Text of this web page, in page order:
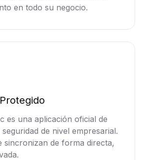
en todo su negocio.
es una aplicación oficial de
de nivel empresarial.
sincronizan de forma directa,